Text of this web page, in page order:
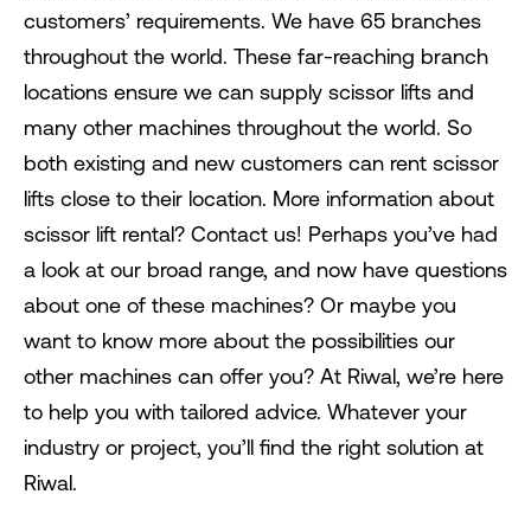
customers’ requirements. We have 65 branches
throughout the world. These far-reaching branch
locations ensure we can supply scissor lifts and
many other machines throughout the world. So
both existing and new customers can rent scissor
lifts close to their location. More information about
scissor lift rental? Contact us! Perhaps you’ve had
a look at our broad range, and now have questions
about one of these machines? Or maybe you
want to know more about the possibilities our
other machines can offer you? At Riwal, we’re here
to help you with tailored advice. Whatever your
industry or project, you’ll find the right solution at
Riwal.